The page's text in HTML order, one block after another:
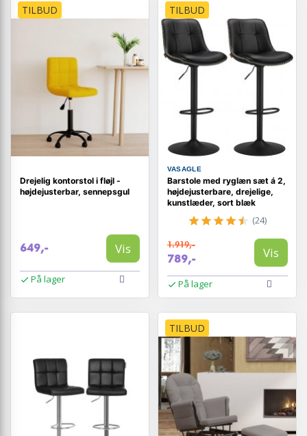
TILBUD
Drejelig kontorstol i fløjl -
højdejusterbar, sennepsgul
649,- Vis
På lager
TILBUD
VASAGLE
Barstole med ryglæn sæt á 2,
højdejusterbare, drejelige,
kunstlæder, sort blæk
(24)
1.919,-
789,- Vis
På lager
TILBUD